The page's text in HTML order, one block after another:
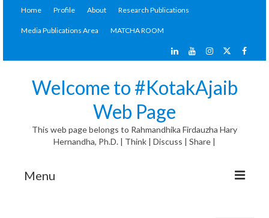
Home Profile About Research Publications
Media Publications Area MATCHA ROOM
Welcome to #KotakAjaib
Web Page
This web page belongs to Rahmandhika Firdauzha Hary
Hernandha, Ph.D. | Think | Discuss | Share |
Menu